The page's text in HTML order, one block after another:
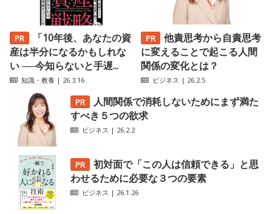
「10年後、あなたの資
産は半分になるかもしれな
い ──今知らないと手遅...
知識・教養 | 26.3.16
他責思考から自責思考
に変えることで起こる人間
関係の変化とは？
ビジネス | 26.2.5
人間関係で消耗しないためにまず満た
すべき５つの欲求
ビジネス | 26.2.2
初対面で「この人は信頼できる」と思
わせるために必要な３つの要素
ビジネス | 26.1.26